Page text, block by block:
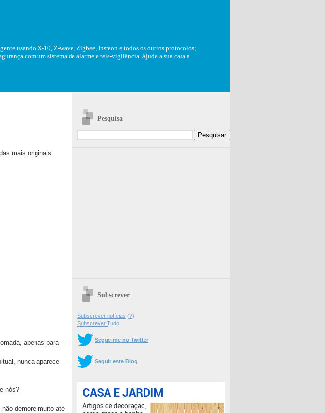
usando X-10, Z-wave, Zigbee, Insteon e todos os outros protocolos;
com um sistema de alarme e tele-vigilância. Ajude a sua casa a
mais originais.
apenas para
nunca aparece
nós?
demore muito até
Pesquisa
Subscrever
Subscrever notícias (?)
Subscrever Tudo
Segue-me no Twitter
Seguir este Blog